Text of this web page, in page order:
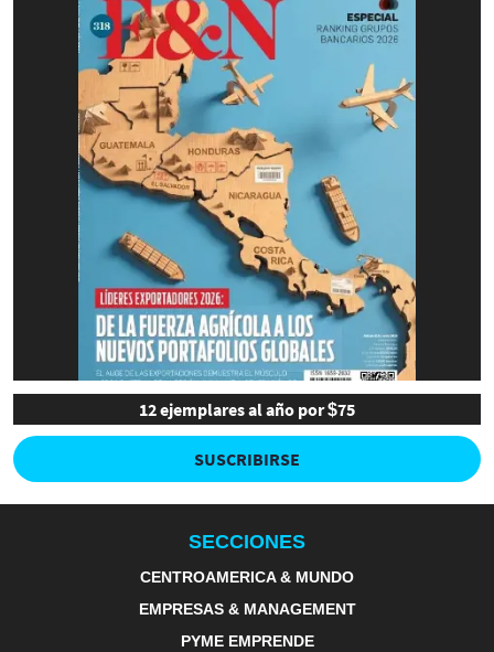
12 ejemplares al año por $75
SUSCRIBIRSE
SECCIONES
CENTROAMERICA & MUNDO
EMPRESAS & MANAGEMENT
PYME EMPRENDE